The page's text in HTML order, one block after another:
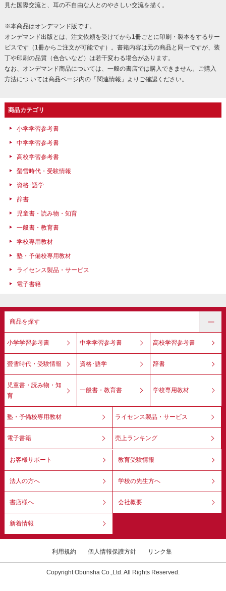
見た国際交流と、耳の不自由な人とのやさしい交流を描く。
※本商品はオンデマンド版です。
オンデマンド出版とは、注文依頼を受けてから1冊ごとに印刷・製本をするサー
ビスです（1冊からご注文が可能です）。書籍内容は元の商品と同一ですが、装
丁や印刷の品質（色合いなど）は若干変わる場合があります。
なお、オンデマンド商品については、一般の書店では購入できません。ご購入
方法につ いては商品ページ内の「関連情報」よりご確認ください。
商品カテゴリ
小学学習参考書
中学学習参考書
高校学習参考書
螢雪時代・受験情報
資格･語学
辞書
児童書・読み物・知育
一般書・教育書
学校専用教材
塾・予備校専用教材
ライセンス製品・サービス
電子書籍
商品を探す
小学学習参考書 中学学習参考書 高校学習参考書
螢雪時代・受験情報 資格･語学 辞書
児童書・読み物・知
育
一般書・教育書 学校専用教材
塾・予備校専用教材 ライセンス製品・サービス
電子書籍 売上ランキング
お客様サポート 教育受験情報
法人の方へ 学校の先生方へ
書店様へ 会社概要
新着情報
利用規約 個人情報保護方針 リンク集
Copyright Obunsha Co.,Ltd. All Rights Reserved.